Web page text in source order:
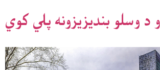
د وسلو بندیزیزونه پلي کوي